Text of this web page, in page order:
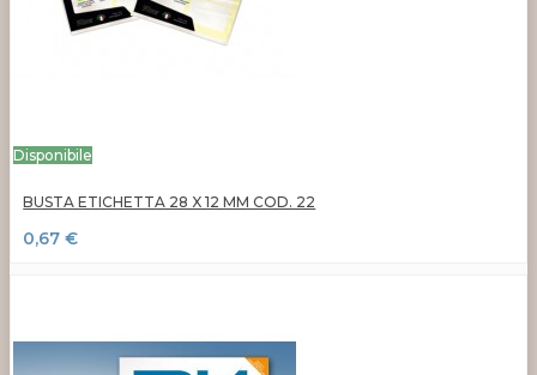
Disponibile
BUSTA ETICHETTA 28 X 12 MM COD. 22
0,67 €